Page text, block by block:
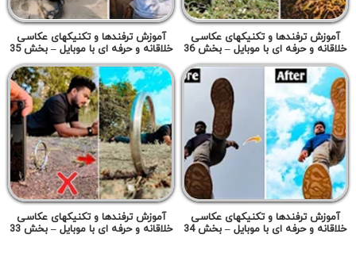
آموزش ترفندها و تکنیکهای عکاسی
خلاقانه و حرفه ای با موبایل – بخش 36
آموزش ترفندها و تکنیکهای عکاسی
خلاقانه و حرفه ای با موبایل – بخش 35
آموزش ترفندها و تکنیکهای عکاسی
خلاقانه و حرفه ای با موبایل – بخش 34
آموزش ترفندها و تکنیکهای عکاسی
خلاقانه و حرفه ای با موبایل – بخش 33